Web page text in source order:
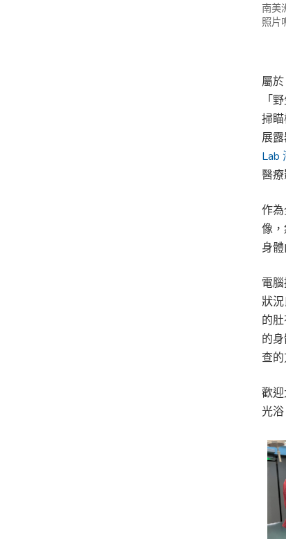
南美
照片
屬
「
掃
展
Lab
醫
作
像
身
電
狀
的
的
查
歡
光浴